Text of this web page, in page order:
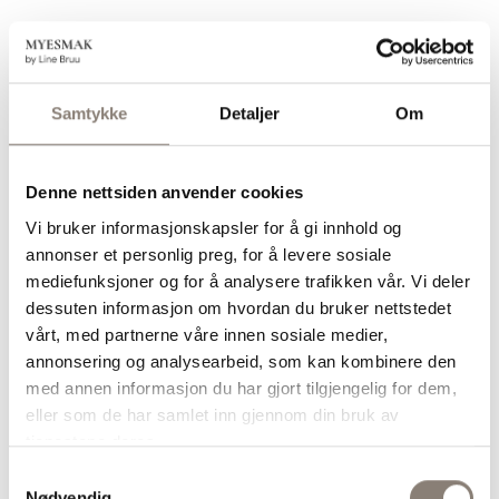
Samtykke Detaljer Om
Denne nettsiden anvender cookies
Vi bruker informasjonskapsler for å gi innhold og
annonser et personlig preg, for å levere sosiale
mediefunksjoner og for å analysere trafikken vår. Vi deler
dessuten informasjon om hvordan du bruker nettstedet
vårt, med partnerne våre innen sosiale medier,
annonsering og analysearbeid, som kan kombinere den
med annen informasjon du har gjort tilgjengelig for dem,
eller som de har samlet inn gjennom din bruk av
tjenestene deres.
MYESMAK
by Line Bruu
Hva er plantepoeng?
Du vil se at jeg ofte snakker omplantepoeng
Et plantepoeng er én unik plante du spiser i løpet av
uken, for eksempel havre, brokkoli, linser, paprika,